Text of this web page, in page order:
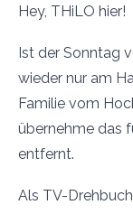
Hey, THiLO hier!
Ist der Sonntag
wieder nur am
Familie vom
übernehme das
entfernt.
Als TV-